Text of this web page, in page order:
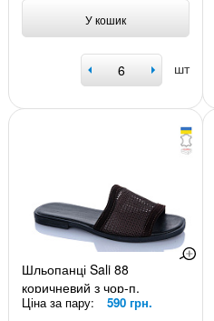
У кошик
шт
Шльопанці Sali 88
коричневий з чор-п.
Ціна за пару: 590 грн.